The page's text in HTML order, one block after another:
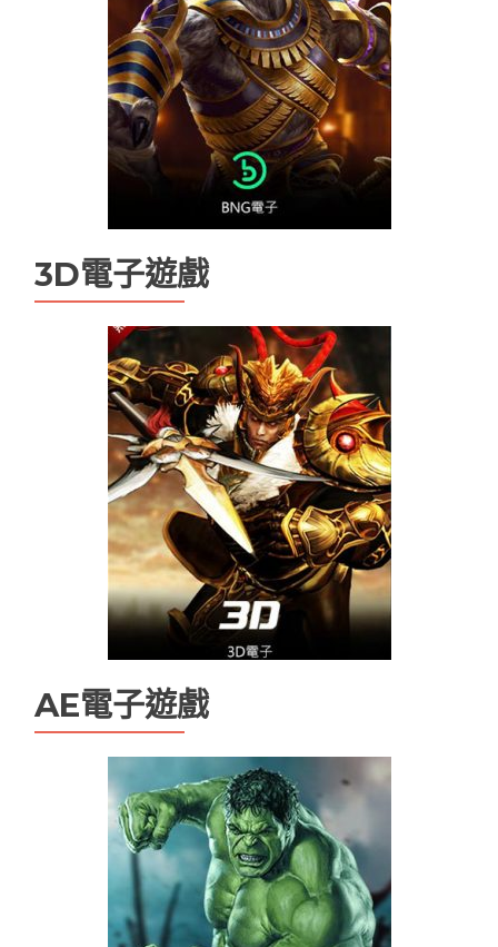
九州娛樂城 九州現金版 優塔娛樂城
優塔娛樂城無法登入 天下現金網 娛樂城
娛樂城app 娛樂城優惠 娛樂城排行
娛樂城詐騙
百家樂技巧
百家樂路單 百家樂遊戲
電子老虎機遊戲推薦 魔龍傳奇打法
3D電子遊戲
AE電子遊戲